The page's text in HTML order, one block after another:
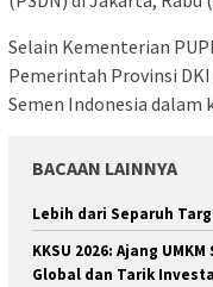
Selain Kementerian
Pemerintah Provinsi
Semen Indonesia dalam
BACAAN LAINNYA
Lebih dari Separuh
KKSU 2026: Ajang
Global dan Tarik